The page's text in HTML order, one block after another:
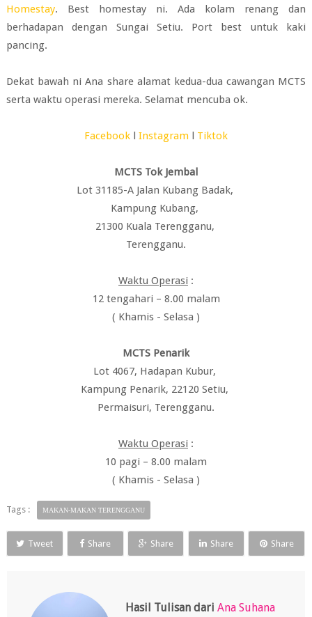
Homestay. Best homestay ni. Ada kolam renang dan
berhadapan dengan Sungai Setiu. Port best untuk kaki
pancing.
Dekat bawah ni Ana share alamat kedua-dua cawangan MCTS
serta waktu operasi mereka. Selamat mencuba ok.
Facebook l Instagram l Tiktok
MCTS Tok Jembal
Lot 31185-A Jalan Kubang Badak,
Kampung Kubang,
21300 Kuala Terengganu,
Terengganu.
Waktu Operasi :
12 tengahari – 8.00 malam
( Khamis - Selasa )
MCTS Penarik
Lot 4067, Hadapan Kubur,
Kampung Penarik, 22120 Setiu,
Permaisuri, Terengganu.
Waktu Operasi :
10 pagi – 8.00 malam
( Khamis - Selasa )
Tags : MAKAN-MAKAN TERENGGANU
Tweet Share Share Share Share
Hasil Tulisan dari Ana Suhana